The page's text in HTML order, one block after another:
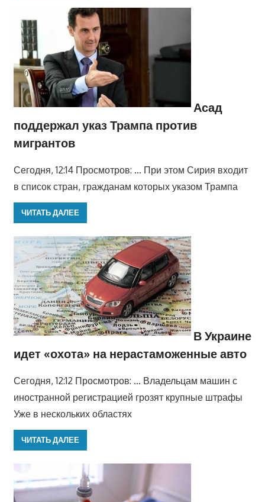
Асад
поддержал указ Трампа против
мигрантов
Сегодня, 12:14 Просмотров: … При этом Сирия входит
в список стран, гражданам которых указом Трампа
ЧИТАТЬ ДАЛЕЕ
В Украине
идет «охота» на нерастаможенные авто
Сегодня, 12:12 Просмотров: … Владельцам машин с
иностранной регистрацией грозят крупные штрафы
Уже в нескольких областях
ЧИТАТЬ ДАЛЕЕ